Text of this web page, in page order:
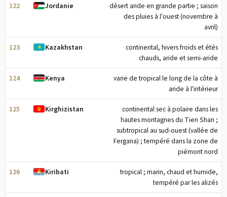
122 Jordanie
désert aride en grande partie ; saison
des pluies à l'ouest (novembre à
avril)
123 Kazakhstan
continental, hivers froids et étés
chauds, aride et semi-aride
124 Kenya
varie de tropical le long de la côte à
aride à l'intérieur
125 Kirghizistan
continental sec à polaire dans les
hautes montagnes du Tien Shan ;
subtropical au sud-ouest (vallée de
Fergana) ; tempéré dans la zone de
piémont nord
126 Kiribati
tropical ; marin, chaud et humide,
tempéré par les alizés